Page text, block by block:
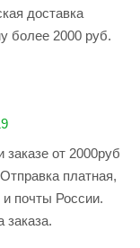
доставка
более 2000 руб.
от 2000руб
платная,
почты России.
заказа.